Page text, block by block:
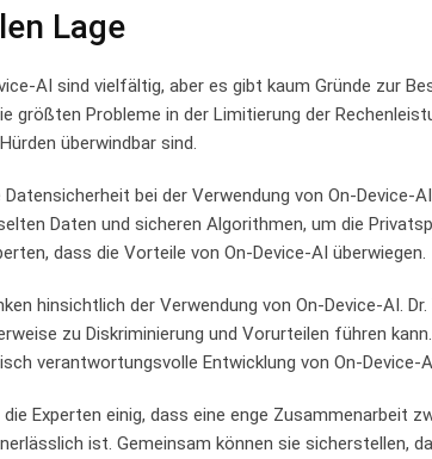
Lage
AI sind vielfältig, aber es gibt kaum ⁤Gründe ⁤zur
größten ⁤Probleme ⁢in der Limitierung der
überwindbar sind.
bei der ​Verwendung von‌ On-Device-
Daten und⁢ sicheren Algorithmen, ⁤um​ die
dass ⁢die Vorteile ​von⁣ On-Device-AI überwiegen.
hinsichtlich der Verwendung von On-Device-AI. Dr.
‌zu Diskriminierung und Vorurteilen führen
verantwortungsvolle Entwicklung ‌von On-Device-
Experten einig, dass eine enge Zusammenarbeit
ist. Gemeinsam können​ sie sicherstellen,